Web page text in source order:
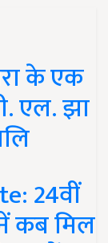
के एक
एल. झा
24वीं
कब मिल